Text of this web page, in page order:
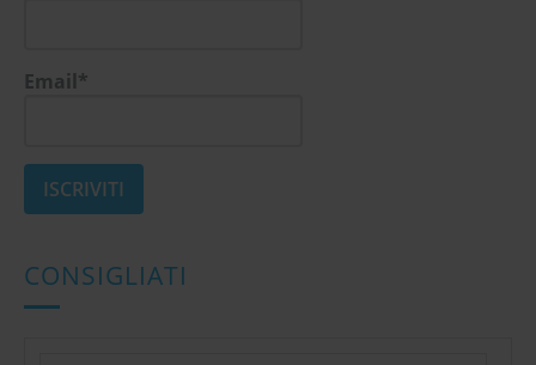
Email*
CONSIGLIATI